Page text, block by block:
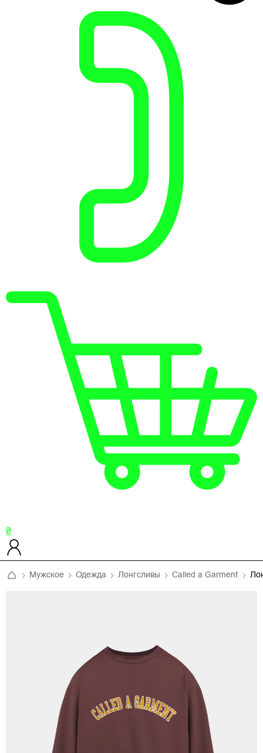
0
Мужское Одежда Лонгсливы Called a Garment